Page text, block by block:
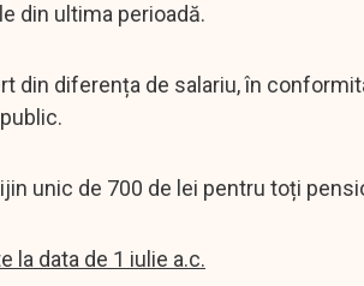
din ultima perioadă.
din diferența de salariu, în
unic de 700 de lei pentru toți
la data de 1 iulie a.c.